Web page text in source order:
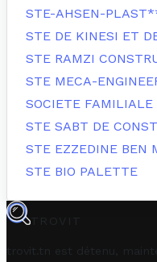
STE-AHSEN-
STE DE KINESI ET
STE RAMZI
STE MECA-
SOCIETE FAMILIALE
STE SABT DE
STE EZZEDINE BEN
STE BIO PALETTE
TROVIT
trovit.tn est détenu,